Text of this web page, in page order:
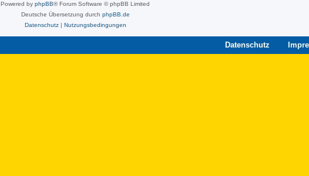
Powered by phpBB® Forum Software © phpBB Limited
Deutsche Übersetzung durch phpBB.de
Datenschutz| Nutzungsbedingungen
Datenschutz